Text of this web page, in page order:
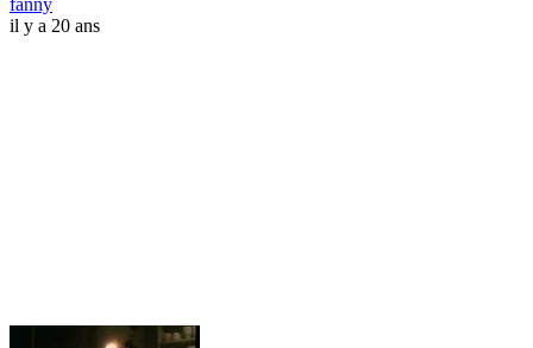
fanny
il y a 20 ans